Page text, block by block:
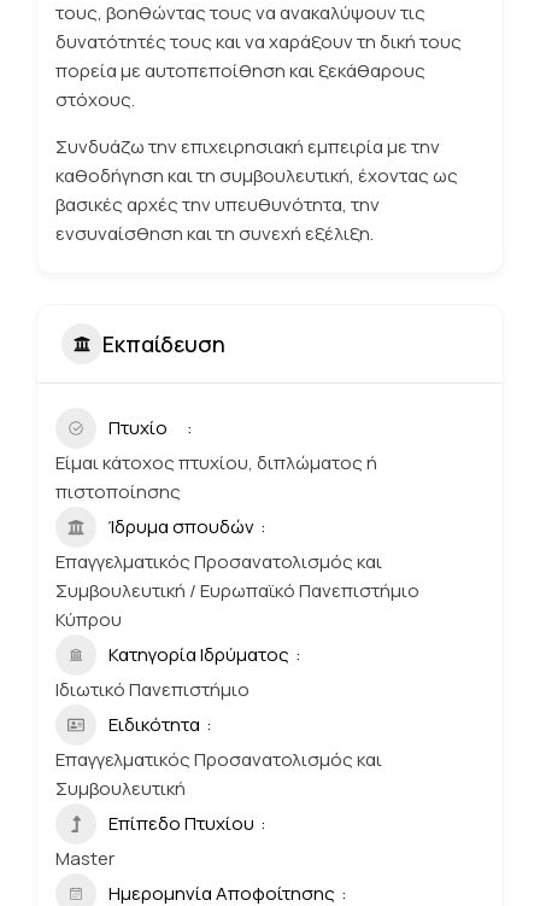
τους, βοηθώντας τους να ανακαλύψουν τις
δυνατότητές τους και να χαράξουν τη δική τους
πορεία με αυτοπεποίθηση και ξεκάθαρους
στόχους.
Συνδυάζω την επιχειρησιακή εμπειρία με την
καθοδήγηση και τη συμβουλευτική, έχοντας ως
βασικές αρχές την υπευθυνότητα, την
ενσυναίσθηση και τη συνεχή εξέλιξη.
Εκπαίδευση
Πτυχίο
Είμαι κάτοχος πτυχίου, διπλώματος ή
πιστοποίησης
Ίδρυμα σπουδών
Επαγγελματικός Προσανατολισμός και
Συμβουλευτική / Ευρωπαϊκό Πανεπιστήμιο
Κύπρου
Κατηγορία Ιδρύματος
Ιδιωτικό Πανεπιστήμιο
Ειδικότητα
Επαγγελματικός Προσανατολισμός και
Συμβουλευτική
Επίπεδο Πτυχίου
Master
Ημερομηνία Αποφοίτησης